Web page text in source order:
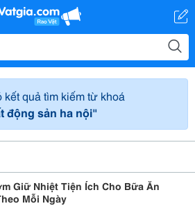
kết quả tìm kiếm từ khoá
động sản ha nội"
Giữ Nhiệt Tiện Ích Cho Bữa Ăn
Mỗi Ngày